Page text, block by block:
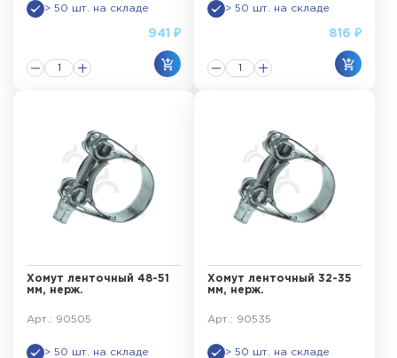
> 50 шт. на складе
941 ₽
> 50 шт. на складе
816 ₽
Хомут ленточный 48-51
мм, нерж.
Арт.: 90505
> 50 шт. на складе
Хомут ленточный 32-35
мм, нерж.
Арт.: 90535
> 50 шт. на складе